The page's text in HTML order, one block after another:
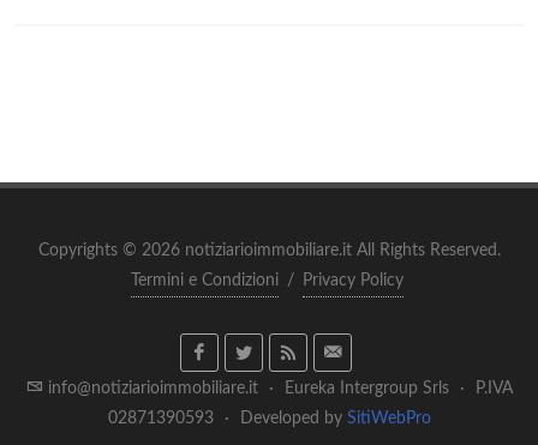
Copyrights © 2026 notiziarioimmobiliare.it All Rights Reserved.
Termini e Condizioni / Privacy Policy
info@notiziarioimmobiliare.it · Eureka Intergroup Srls ·
P.IVA
02871390593
· Developed by SitiWebPro